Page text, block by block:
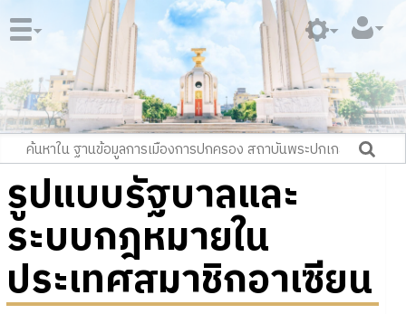
รูปแบบรัฐบาลและ
ระบบกฎหมายใน
ประเทศสมาชิกอาเซียน